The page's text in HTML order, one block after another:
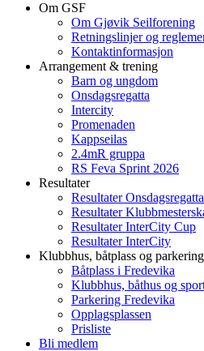
Om GSF
Om Gjøvik Seilforening
Retningslinjer og
Kontaktinformasjon
Arrangement & trening
Barn og ungdom
Onsdagsregatta
Intercity
Promenaden
Kappseilas
2.4mR gruppa
RS Feva Sprint 2026
Resultater
Resultater Onsdagsregatta
Resultater
Resultater InterCity Cup
Resultater InterCity
Klubbhus, båtplass og parkering
Båtplass i Fredevika
Klubbhus, båthus og
Parkering Fredevika
Opplagsplassen
Prisliste
Bli medlem